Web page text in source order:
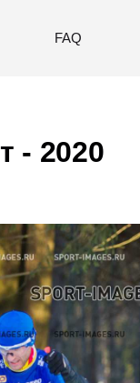
FAQ
- 2020